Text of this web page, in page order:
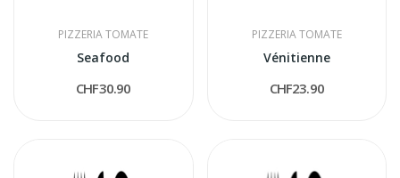
PIZZERIA TOMATE
Seafood
CHF30.90
PIZZERIA TOMATE
Vénitienne
CHF23.90